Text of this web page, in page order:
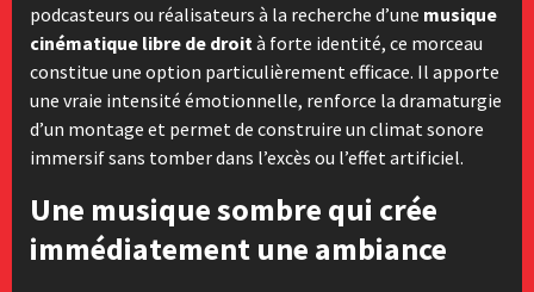
podcasteurs ou réalisateurs à la recherche d’une musique
cinématique libre de droità forte identité, ce morceau
constitue une option particulièrement efficace. Il apporte
une vraie intensité émotionnelle, renforce la dramaturgie
d’un montage et permet de construire un climat sonore
immersif sans tomber dans l’excès ou l’effet artificiel.
Une musique sombre qui crée
immédiatement une ambiance